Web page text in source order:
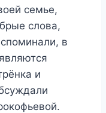
семье,
слова,
в
и